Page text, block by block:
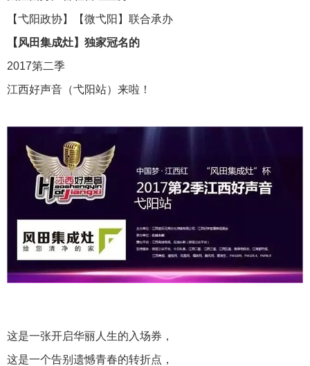
【弋阳政协】【微弋阳】联合承办
【风田集成灶】独家冠名的
2017第二季
江西好声音（弋阳站）来啦！
这是一张开启华丽人生的入场券，
这是一个告别遗憾青春的转折点，